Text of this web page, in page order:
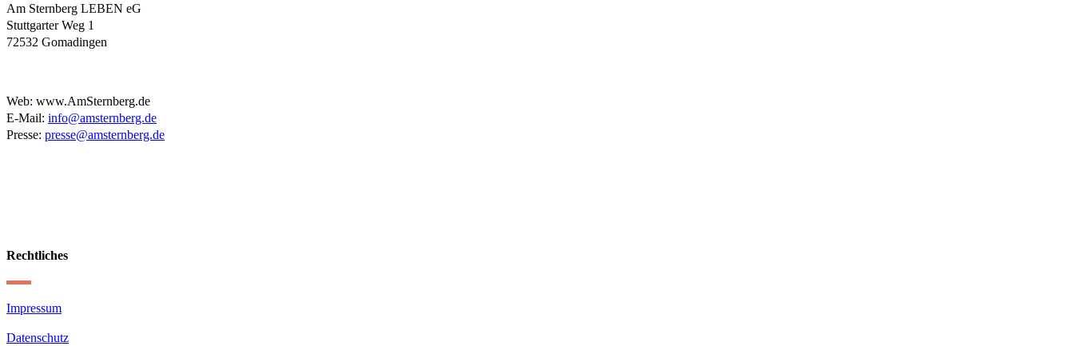
Am Sternberg LEBEN eG
Stuttgarter Weg 1
72532 Gomadingen
Web: www.AmSternberg.de
E-Mail: info@amsternberg.de
Presse: presse@amsternberg.de
Rechtliches
Impressum
Datenschutz